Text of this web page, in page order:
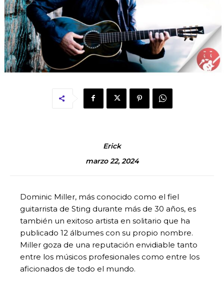
Erick
marzo 22, 2024
Dominic Miller, más conocido como el fiel
guitarrista de Sting durante más de 30 años, es
también un exitoso artista en solitario que ha
publicado 12 álbumes con su propio nombre.
Miller goza de una reputación envidiable tanto
entre los músicos profesionales como entre los
aficionados de todo el mundo.